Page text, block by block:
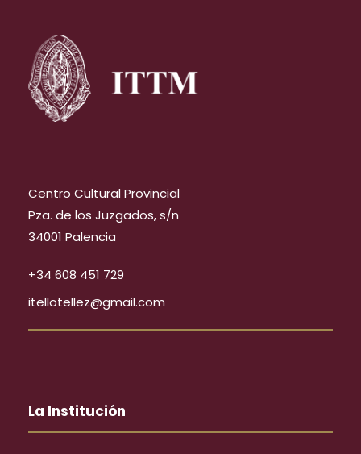
Centro Cultural Provincial
Pza. de los Juzgados, s/n
34001 Palencia
+34 608 451 729
itellotellez@gmail.com
La Institución